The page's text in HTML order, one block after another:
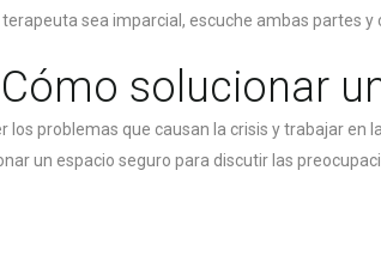
sea imparcial, escuche ambas partes
Cómo solucionar
los problemas que causan la crisis y trabajar
un espacio seguro para discutir las